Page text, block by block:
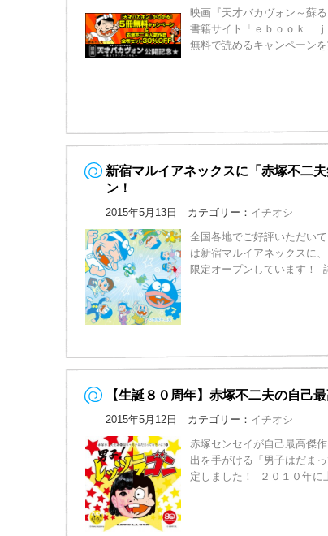
映画『天才バカヴォン～蘇
書籍サイト「ｅｂｏｏｋ ｊ
無料で読めるキャンペーン
新宿マルイアネックスに「赤塚不二
ン！
2015年5月13日 カテゴリー： イチオシ
全国各地でご好評いただい
は新宿マルイアネックスに
限定オープンしています！
【生誕８０周年】赤塚不二夫の自己
2015年5月12日 カテゴリー： イチオシ
赤塚センセイが自己最高傑
出を手がける「男子はだま
定しました！ ２０１０年に